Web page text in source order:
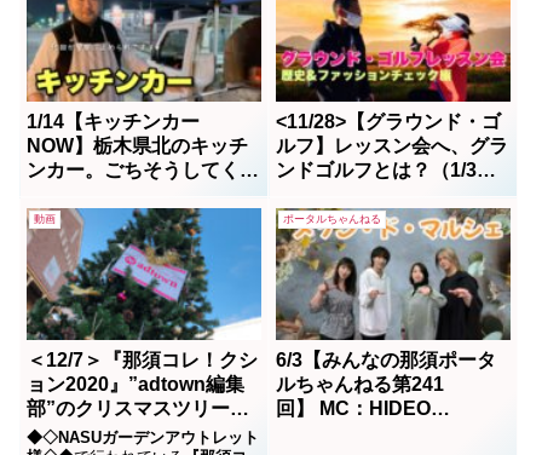
1/14【キッチンカー
NOW】栃木県北のキッチ
ンカー。ごちそうしてくれ
たデルちゃん！急遽応援取
材となりました
<11/28>【グラウンド・ゴ
ルフ】レッスン会へ、グラ
ンドゴルフとは？（1/3
動画
＜12/7＞『那須コレ！クシ
ョン2020』”adtown編集
部”のクリスマスツリーは
どーこだ？
◆◇NASUガーデンアウトレット
ポータルちゃんねる
6/3【みんなの那須ポータ
ルちゃんねる第241
回】 MC：HIDEO